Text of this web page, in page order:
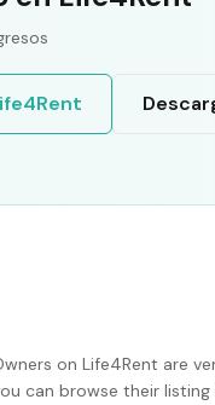
on Life4Rent are
can browse their